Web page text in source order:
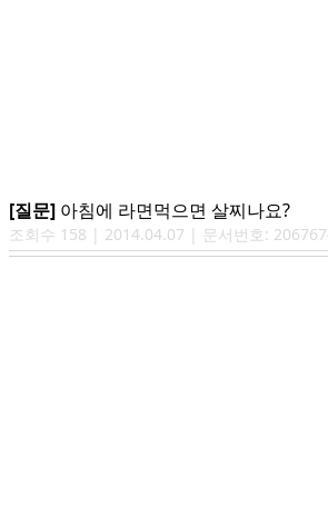
[질문] 아침에 라면먹으면 살찌나요?
조회수 158 | 2014.04.07 | 문서번호: